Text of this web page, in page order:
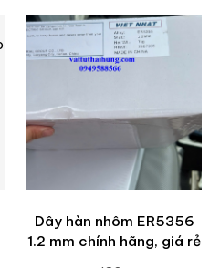
Dây hàn nhôm ER5356
1.2 mm chính hãng, giá rẻ